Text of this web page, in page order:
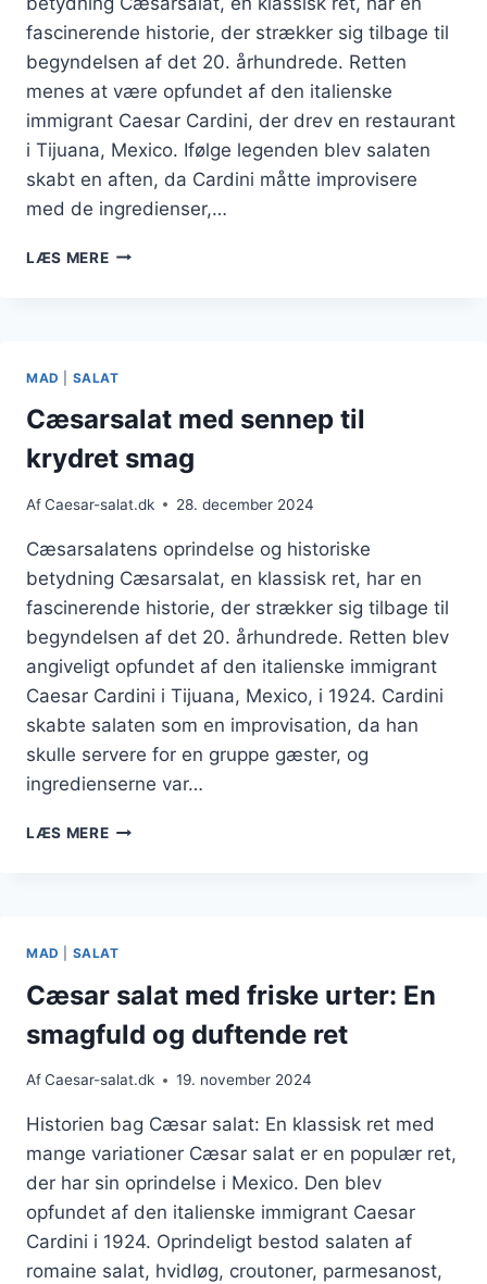
fascinerende historie, der strækker sig tilbage til
begyndelsen af det 20. århundrede. Retten
menes at være opfundet af den italienske
immigrant Caesar Cardini, der drev en restaurant
i Tijuana, Mexico. Ifølge legenden blev salaten
skabt en aften, da Cardini måtte improvisere
med de ingredienser,…
LÆS MERECÆSARSALAT
MÅLTID
MAD SALAT
Cæsarsalat med sennep til
krydret smag
AfCaesar-salat.dk 28. december 2024
Cæsarsalatens oprindelse og historiske
betydning Cæsarsalat, en klassisk ret, har en
fascinerende historie, der strækker sig tilbage til
begyndelsen af det 20. århundrede. Retten blev
angiveligt opfundet af den italienske immigrant
Caesar Cardini i Tijuana, Mexico, i 1924. Cardini
skabte salaten som en improvisation, da han
skulle servere for en gruppe gæster, og
ingredienserne var…
LÆS MERECÆSARSALAT
MAD SALAT
Cæsar salat med friske urter: En
smagfuld og duftende ret
AfCaesar-salat.dk 19. november 2024
Historien bag Cæsar salat: En klassisk ret med
mange variationer Cæsar salat er en populær ret,
der har sin oprindelse i Mexico. Den blev
opfundet af den italienske immigrant Caesar
Cardini i 1924. Oprindeligt bestod salaten af
romaine salat, hvidløg, croutoner, parmesanost,